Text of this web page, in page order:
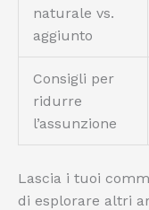
naturale vs.
aggiunto
Consigli per
ridurre
l’assunzione
Lascia i tuoi
di esplorare altri